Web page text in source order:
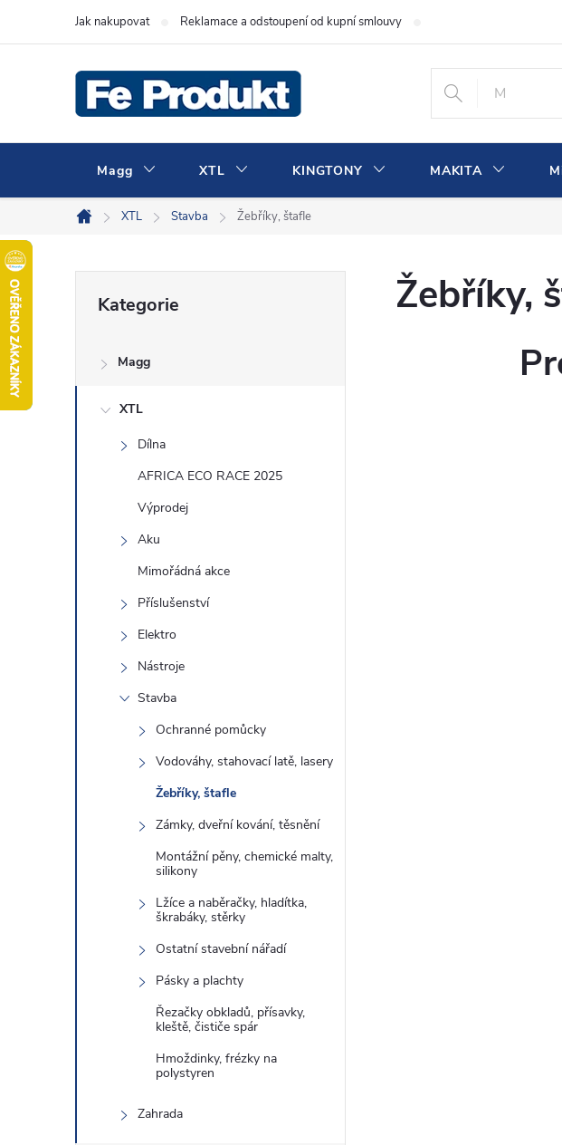
Jak nakupovat Reklamace a odstoupení od kupní smlouvy
Magg XTL KINGTONY MAKITA
Domů
XTL Stavba Žebříky, štafle
s
kategorie
Kategorie
Magg
XTL
Dílna
AFRICA ECO RACE 2025
Výprodej
Aku
Mimořádná akce
Příslušenství
Elektro
Nástroje
Stavba
Ochranné pomůcky
Vodováhy, stahovací latě, lasery
Žebříky, štafle
Zámky, dveřní kování, těsnění
Montážní pěny, chemické malty,
silikony
Lžíce a naběračky, hladítka,
škrabáky, stěrky
Ostatní stavební nářadí
Pásky a plachty
Řezačky obkladů, přísavky,
kleště, čističe spár
Hmoždinky, frézky na
polystyren
Zahrada
Žebříky,